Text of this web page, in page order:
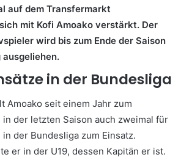
auf dem Transfermarkt
mit Kofi Amoako verstärkt. Der
wird bis zum Ende der Saison
in der Bundesliga
Amoako seit einem Jahr zum
in der letzten Saison auch zweimal für
der Bundesliga zum Einsatz.
er in der U19, dessen Kapitän er ist.